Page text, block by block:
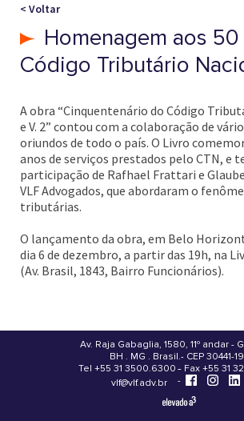
< Voltar
Homenagem aos
Código Tributário
A obra “Cinquentenário do Código
e V. 2” contou com a colaboração de
oriundos de todo o país. O Livro
anos de serviços prestados pelo CTN, e
participação de Rafhael Frattari e
VLF Advogados, que abordaram o
tributárias.
O lançamento da obra, em Belo
dia 6 de dezembro, a partir das 19h, na
(Av. Brasil, 1843, Bairro Funcionários).
Av. Raja Gabaglia, 1580, 11º andar -
.
BH . MG . Brasil - CEP 30441-
-
Tel +55 31 3500.6300 - Fax +55 31
-
vlf@vlf.adv.br